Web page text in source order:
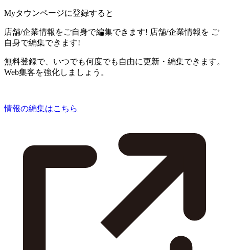
Myタウンページに登録すると
店舗/企業情報をご自身で編集できます! 店舗/企業情報を ご
自身で編集できます!
無料登録で、いつでも何度でも自由に更新・編集できます。
Web集客を強化しましょう。
情報の編集はこちら